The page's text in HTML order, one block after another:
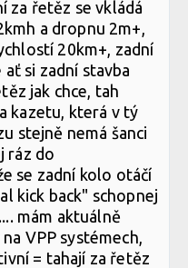
za řetěz se vkládá
a dropnu 2m+,
20km+, zadní
si zadní stavba
jak chce, tah
kazetu, která v tý
stejně nemá šanci
ráz do
se zadní kolo otáčí
kick back" schopnej
mám aktuálně
VPP systémech,
= tahají za řetěz